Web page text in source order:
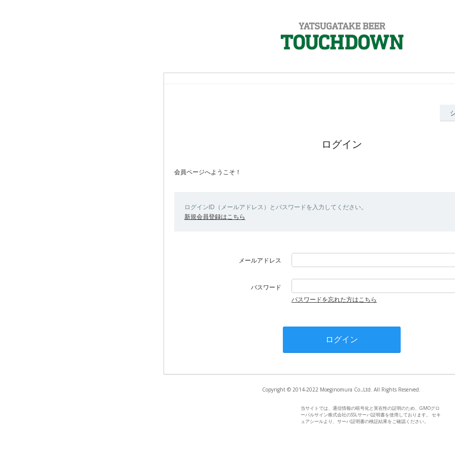
ログイン
会員ページへようこそ！
ログインID（メールアドレス）とパスワードを入力してください。
新規会員登録はこちら
メールアドレス
パスワード
パスワードを忘れた方はこちら
Copyright © 2014-2022 Moeginomura Co.,Ltd. All Rights Reserved.
当サイトでは、通信情報の暗号化と実在性の証明のため、GMOグロ
ーバルサイン株式会社のSSLサーバ証明書を使用しております。 セキ
ュアシールより、サーバ証明書の検証結果をご確認ください。